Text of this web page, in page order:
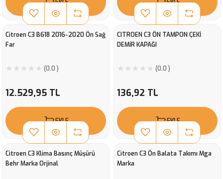
EKLE EKLE
Citroen C3 B618 2016-2020 Ön Sağ
Far
(0.0 )
12.529,95 TL
EKLE
CITROEN C3 ÖN TAMPON ÇEKİ
DEMİR KAPAĞI
(0.0 )
136,92 TL
EKLE
Citroen C3 Klima Basınç Müşürü
Behr Marka Orjinal
Citroen C3 Ön Balata Takımı Mga
Marka